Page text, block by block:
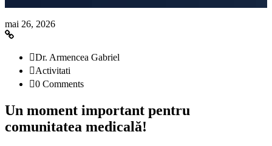
mai 26, 2026
Dr. Armencea Gabriel
Activitati
0 Comments
Un moment important pentru
comunitatea medicală!